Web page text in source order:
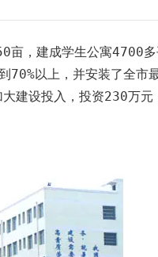
，建成学生公寓4700多
以上，并安装了全市
建设投入，投资230万元